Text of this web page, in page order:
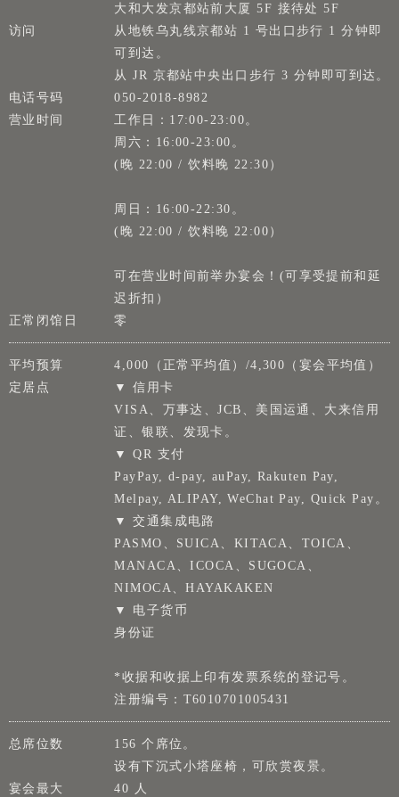
大和大发京都站前大厦 5F 接待处 5F
访问
从地铁乌丸线京都站 1 号出口步行 1 分钟即
可到达。
从 JR 京都站中央出口步行 3 分钟即可到达。
电话号码
050-2018-8982
营业时间
工作日：17:00-23:00。
周六：16:00-23:00。
(晚 22:00 / 饮料晚 22:30）
周日：16:00-22:30。
(晚 22:00 / 饮料晚 22:00）
可在营业时间前举办宴会！(可享受提前和延
迟折扣）
正常闭馆日
零
平均预算
4,000（正常平均值）/4,300（宴会平均值）
定居点
▼ 信用卡
VISA、万事达、JCB、美国运通、大来信用
证、银联、发现卡。
▼ QR 支付
PayPay, d-pay, auPay, Rakuten Pay,
Melpay, ALIPAY, WeChat Pay, Quick Pay。
▼ 交通集成电路
PASMO、SUICA、KITACA、TOICA、
MANACA、ICOCA、SUGOCA、
NIMOCA、HAYAKAKEN
▼ 电子货币
身份证
*收据和收据上印有发票系统的登记号。
注册编号：T6010701005431
总席位数
156 个席位。
设有下沉式小塔座椅，可欣赏夜景。
宴会最大
40 人